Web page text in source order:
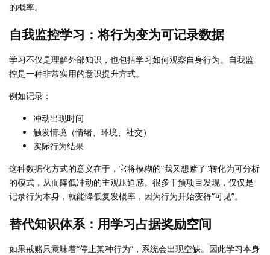
的概率。
自我监控学习：将行为变为可记录数据
学习不仅是理解外部知识，也包括学习如何观察自身行为。自我监
控是一种非常实用的意识提升方式。
例如记录：
冲动出现时间
触发情境（情绪、环境、社交）
实际行为结果
这种数据化方式的意义在于，它将模糊的“我又想赌了”转化为可分析
的模式，从而降低冲动的主观压迫感。很多干预项目发现，仅仅是
记录行为本身，就能降低复发概率，因为行为开始变得“可见”。
替代知识体系：用学习占据奖励空间
如果戒赌只意味着“停止某种行为”，系统会出现空缺。因此学习本身